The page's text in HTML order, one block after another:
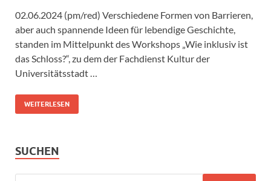
02.06.2024 (pm/red) Verschiedene Formen von Barrieren,
aber auch spannende Ideen für lebendige Geschichte,
standen im Mittelpunkt des Workshops „Wie inklusiv ist
das Schloss?“, zu dem der Fachdienst Kultur der
Universitätsstadt …
WEITERLESEN
SUCHEN